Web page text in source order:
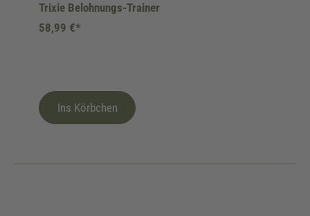
Trixie Belohnungs-Trainer
58,99 €*
Ins Körbchen